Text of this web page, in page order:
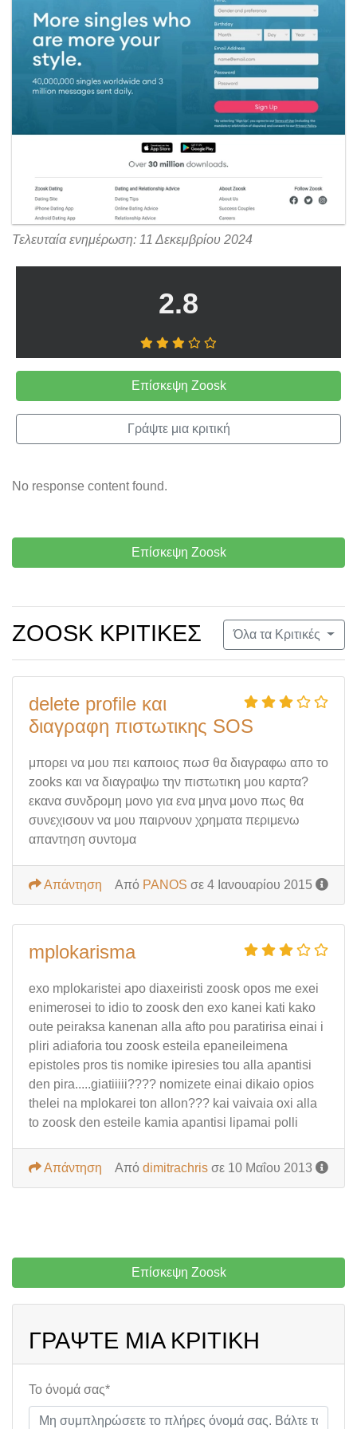
Τελευταία ενημέρωση: 11 Δεκεμβρίου 2024
2.8
Επίσκεψη Zoosk
Γράψτε μια κριτική
No response content found.
Επίσκεψη Zoosk
Όλα τα Κριτικές
ZOOSK ΚΡΙΤΙΚΈΣ
delete profile και
διαγραφη πιστωτικης SOS
μπορει να μου πει καποιος πωσ θα διαγραφω απο το
zooks και να διαγραψω την πιστωτικη μου καρτα?
εκανα συνδρομη μονο για ενα μηνα μονο πως θα
συνεχισουν να μου παιρνουν χρηματα περιμενω
απαντηση συντομα
Από PANOS σε 4 Ιανουαρίου 2015
Απάντηση
mplokarisma
exo mplokaristei apo diaxeiristi zoosk opos me exei
enimerosei to idio to zoosk den exo kanei kati kako
oute peiraksa kanenan alla afto pou paratirisa einai i
pliri adiaforia tou zoosk esteila epaneileimena
epistoles pros tis nomike ipiresies tou alla apantisi
den pira.....giatiiiii???? nomizete einai dikaio opios
thelei na mplokarei ton allon??? kai vaivaia oxi alla
to zoosk den esteile kamia apantisi lipamai polli
Από dimitrachris σε 10 Μαΐου 2013
Απάντηση
Επίσκεψη Zoosk
ΓΡΆΨΤΕ ΜΙΑ ΚΡΙΤΙΚΉ
Το όνομά σας*